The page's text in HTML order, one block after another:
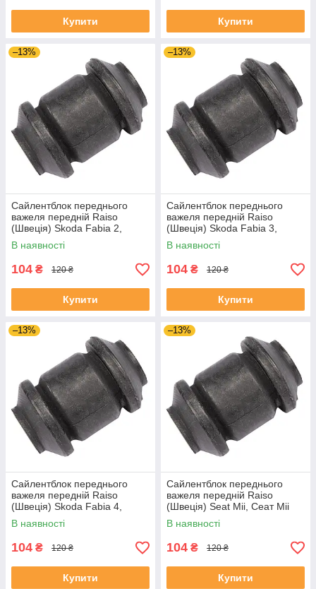
Купити Купити
–13%
Сайлентблок переднього
важеля передній Raiso
(Швеція) Skoda Fabia 2,
Шкода Фабія 2 06-14 #RL-
1J0182V UADIKZU4
В наявності
104 ₴ 120 ₴
Купити
–13%
Сайлентблок переднього
важеля передній Raiso
(Швеція) Skoda Fabia 3,
Шкода Фабія 3 14-21 #RL-
1J0182V UATXDAZ4
В наявності
104 ₴ 120 ₴
Купити
–13%
Сайлентблок переднього
важеля передній Raiso
(Швеція) Skoda Fabia 4,
Шкода Фабія 4 21- #RL-
1J0182V UAJJVOC4
В наявності
104 ₴ 120 ₴
Купити
–13%
Сайлентблок переднього
важеля передній Raiso
(Швеція) Seat Mii, Сеат Міі
11-19 #RL-1J0182V
UAAVQUI4
В наявності
104 ₴ 120 ₴
Купити